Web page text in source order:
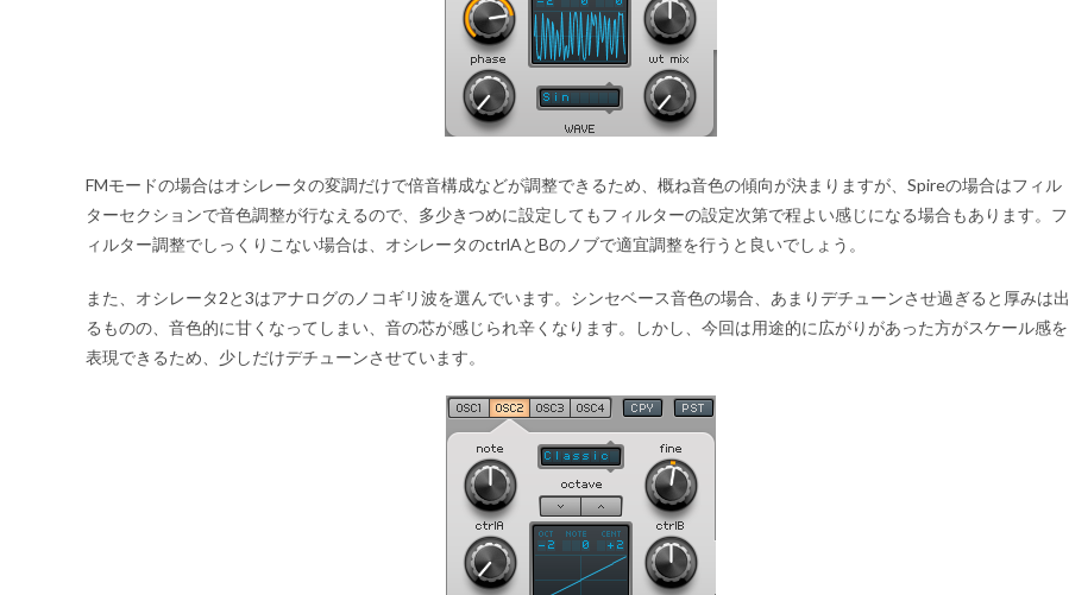
FMモードの場合はオシレータの変調だけで倍音構成などが調整できるため、概ね音色の傾向が決まりますが、Spireの場合はフィル
ターセクションで音色調整が行なえるので、多少きつめに設定してもフィルターの設定次第で程よい感じになる場合もあります。フ
ィルター調整でしっくりこない場合は、オシレータのctrlAとBのノブで適宜調整を行うと良いでしょう。
また、オシレータ2と3はアナログのノコギリ波を選んでいます。シンセベース音色の場合、あまりデチューンさせ過ぎると厚みは出
るものの、音色的に甘くなってしまい、音の芯が感じられ辛くなります。しかし、今回は用途的に広がりがあった方がスケール感を
表現できるため、少しだけデチューンさせています。